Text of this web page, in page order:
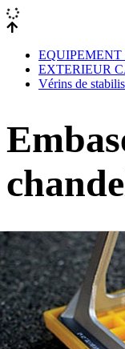
EXTERIEUR
Vérins de